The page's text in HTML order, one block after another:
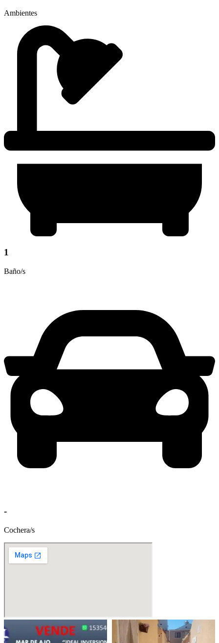
Ambientes
1
Baño/s
-
Cochera/s